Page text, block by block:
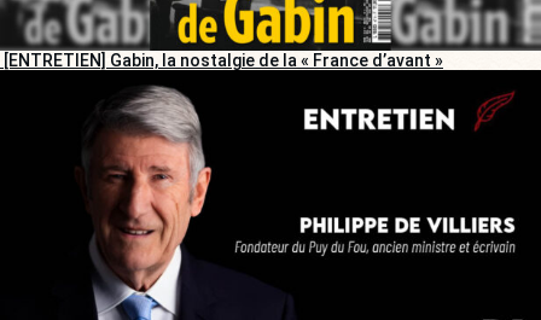
[ENTRETIEN] Gabin, la nostalgie de la « France d’avant »